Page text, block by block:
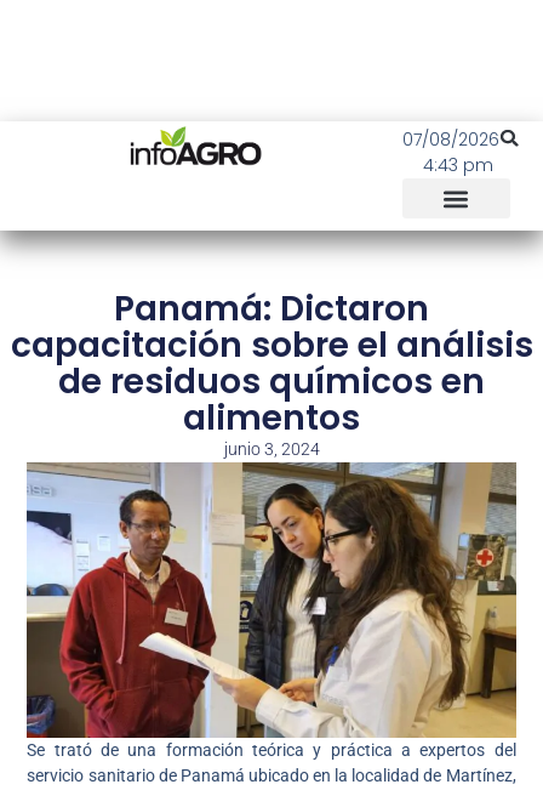
07/08/2026
4:43 pm
Panamá: Dictaron
capacitación sobre el análisis
de residuos químicos en
alimentos
junio 3, 2024
Se trató de una formación teórica y práctica a expertos del
servicio sanitario de Panamá ubicado en la localidad de Martínez,